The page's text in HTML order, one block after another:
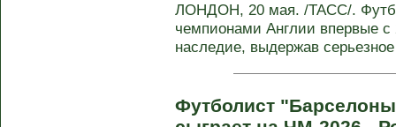
ЛОНДОН, 20 мая. /ТАСС/.
чемпионами Англии впервые с
наследие, выдержав
Футболист